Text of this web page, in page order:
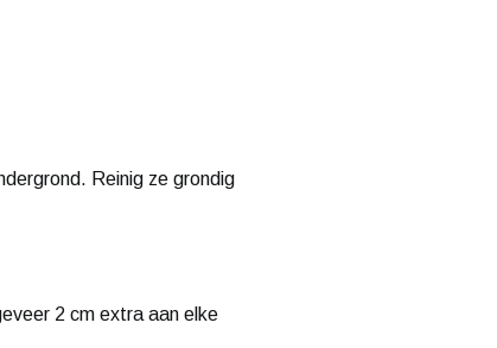
Reinig ze grondig
2 cm extra aan elke